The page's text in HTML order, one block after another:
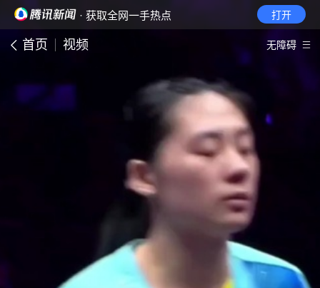
· 获取全网一手热点 打开
首页 视频 无障碍